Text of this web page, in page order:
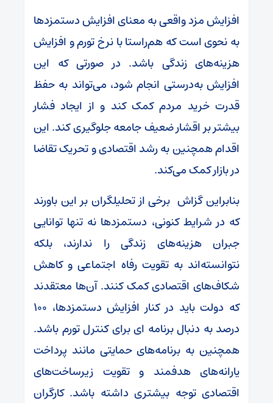
افزایش مزد واقعی به معنای افزایش دستمزدها
به نحوی است که هم‌راستا با نرخ تورم و افزایش
هزینه‌های زندگی باشد. در صورتی که این
افزایش به‌درستی انجام شود، می‌تواند به حفظ
قدرت خرید مردم کمک کند و از ایجاد فشار
بیشتر بر اقشار ضعیف جامعه جلوگیری کند. این
اقدام همچنین به رشد اقتصادی و تحریک تقاضا
در بازار کمک می‌کند.
بنابراین گزاش برخی از تحلیلگران بر این باورند
که در شرایط کنونی، دستمزدها نه تنها توانایی
جبران هزینه‌های زندگی را ندارند، بلکه
نتوانسته‌اند به تقویت رفاه اجتماعی و کاهش
شکاف‌های اقتصادی کمک کنند. آن‌ها معتقدند
که دولت باید در کنار افزایش دستمزدها، ۱۰۰
درصد به دنبال برنامه ای برای کنترل تورم باشد.
همچنین به برنامه‌های حمایتی مانند پرداخت
یارانه‌های هدفمند و تقویت زیرساخت‌های
اقتصادی توجه بیشتری داشته باشد. کارگران